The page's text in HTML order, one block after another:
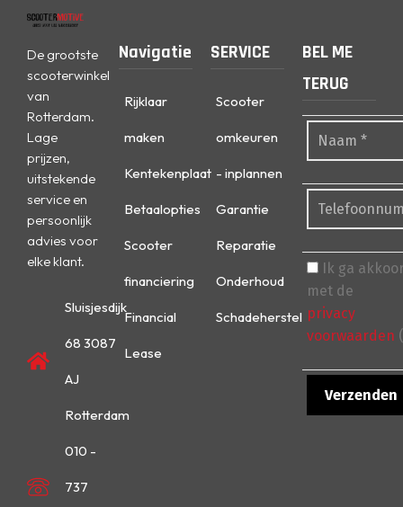
De grootste
scooterwinkel
van
Rotterdam.
Lage
prijzen,
uitstekende
service en
persoonlijk
advies voor
elke klant.
Sluisjesdijk
68 3087
AJ
Rotterdam
010 -
737
Navigatie
Rijklaar
maken
Kentekenplaat
Betaalopties
Scooter
financiering
Financial
Lease
SERVICE
Scooter
omkeuren
- inplannen
Garantie
Reparatie
Onderhoud
Schadeherstel
BEL ME
TERUG
Ik ga
met de
privacy
voorwaarden